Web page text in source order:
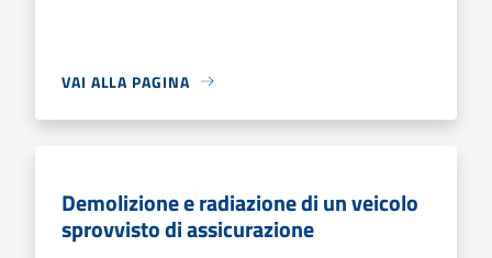
VAI ALLA PAGINA
Demolizione e radiazione di un veicolo
sprovvisto di assicurazione